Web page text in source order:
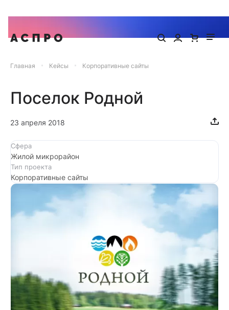
Главная Кейсы Корпоративные сайты
Поселок Родной
23 апреля 2018
Сфера
Жилой микрорайон
Тип проекта
Корпоративные сайты